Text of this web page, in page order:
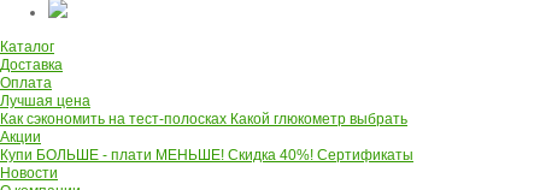
Каталог
Доставка
Оплата
Лучшая цена
Как сэкономить на тест-полосках Какой глюкометр выбрать
Акции
Купи БОЛЬШЕ - плати МЕНЬШЕ! Скидка 40%! Сертификаты
Новости